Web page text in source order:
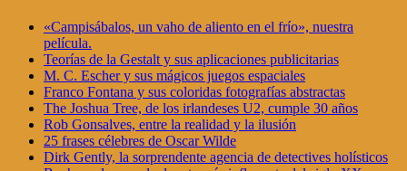
«Campisábalos, un vaho de aliento en el frío», nuestra
película.
Teorías de la Gestalt y sus aplicaciones publicitarias
M. C. Escher y sus mágicos juegos espaciales
Franco Fontana y sus coloridas fotografías abstractas
The Joshua Tree, de los irlandeses U2, cumple 30 años
Rob Gonsalves, entre la realidad y la ilusión
25 frases célebres de Oscar Wilde
Dirk Gently, la sorprendente agencia de detectives holísticos